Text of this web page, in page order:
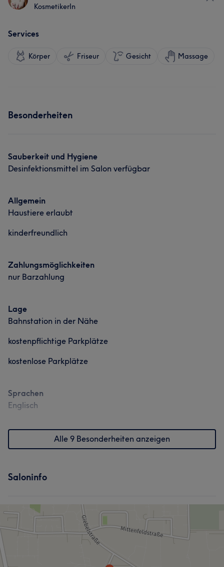
KosmetikerIn
Services
Körper Friseur Gesicht Massage
Besonderheiten
Sauberkeit und Hygiene
Desinfektionsmittel im Salon verfügbar
Allgemein
Haustiere erlaubt
kinderfreundlich
Zahlungsmöglichkeiten
nur Barzahlung
Lage
Bahnstation in der Nähe
kostenpflichtige Parkplätze
kostenlose Parkplätze
Sprachen
Englisch
Alle 9 Besonderheiten anzeigen
Saloninfo